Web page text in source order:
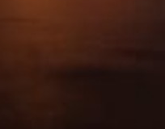
stappen over op